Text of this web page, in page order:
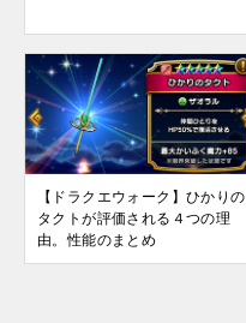
【ドラクエウォーク】ひかりの
タクトが評価される４つの理
由。性能のまとめ